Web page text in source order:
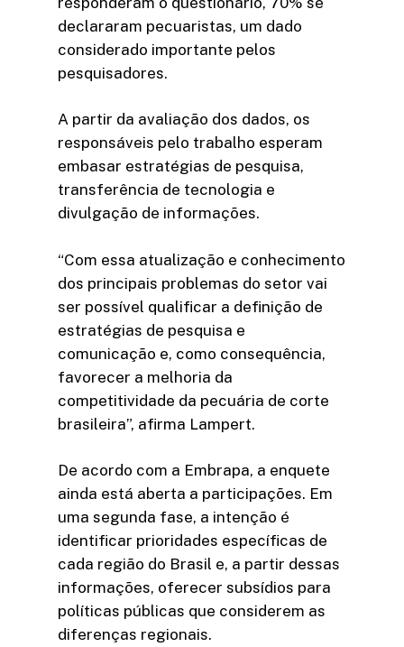
declararam pecuaristas, um dado
considerado importante pelos
pesquisadores.
A partir da avaliação dos dados, os
responsáveis pelo trabalho esperam
embasar estratégias de pesquisa,
transferência de tecnologia e
divulgação de informações.
“Com essa atualização e conhecimento
dos principais problemas do setor vai
ser possível qualificar a definição de
estratégias de pesquisa e
comunicação e, como consequência,
favorecer a melhoria da
competitividade da pecuária de corte
brasileira”, afirma Lampert.
De acordo com a Embrapa, a enquete
ainda está aberta a participações. Em
uma segunda fase, a intenção é
identificar prioridades específicas de
cada região do Brasil e, a partir dessas
informações, oferecer subsídios para
políticas públicas que considerem as
diferenças regionais.